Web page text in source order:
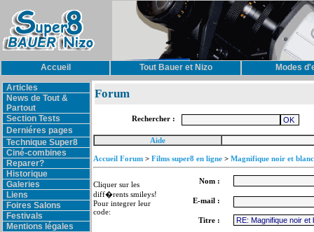
Accueil Tout Bauer et Nizo Modes
Articles
News de Tout &
Partout
Section Tests
Derniéres pages
Technique Super8
Ciné-combines
Reparer?
Historique
Galeries
Liens
Foires Salons
Festivals
Mentions légales
Forum
Rechercher :
Aide
Accueil Forum > Films super8 en ligne > Magnifique noir et
Cliquer sur les
diff�rents smileys!
Pour integrer leur
code:
Nom :
E-mail :
Titre :